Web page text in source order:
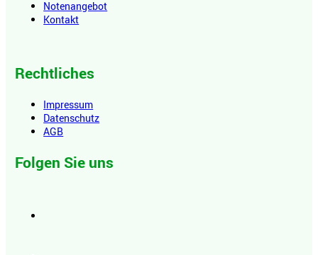
Notenangebot
Kontakt
Rechtliches
Impressum
Datenschutz
AGB
Folgen Sie uns